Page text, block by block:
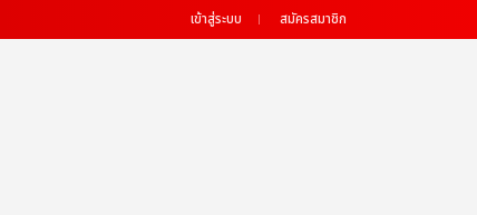
เข้าสู่ระบบ สมัครสมาชิก